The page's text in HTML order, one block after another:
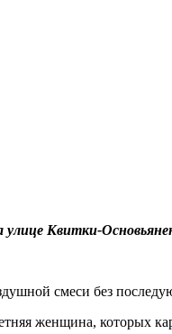
Квитки-
смеси без
женщина, которых